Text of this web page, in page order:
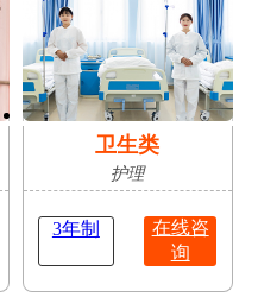
卫生类
护理
3年制
在线咨
询